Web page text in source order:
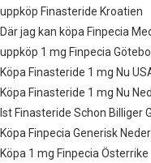
uppköp Finasteride Kroatien
Där jag kan köpa Finpecia
uppköp 1 mg Finpecia
Köpa Finasteride 1 mg Nu
Köpa Finasteride 1 mg Nu
Ist Finasteride Schon Billiger
Köpa Finpecia Generisk
Köpa 1 mg Finpecia Österrike